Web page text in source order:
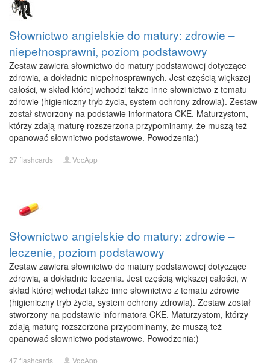
Słownictwo angielskie do matury: zdrowie –
niepełnosprawni, poziom podstawowy
Zestaw zawiera słownictwo do matury podstawowej dotyczące
zdrowia, a dokładnie niepełnosprawnych. Jest częścią większej
całości, w skład której wchodzi także inne słownictwo z tematu
zdrowie (higieniczny tryb życia, system ochrony zdrowia). Zestaw
został stworzony na podstawie informatora CKE. Maturzystom,
którzy zdają maturę rozszerzona przypominamy, że muszą też
opanować słownictwo podstawowe. Powodzenia:)
27 flashcards VocApp
Słownictwo angielskie do matury: zdrowie –
leczenie, poziom podstawowy
Zestaw zawiera słownictwo do matury podstawowej dotyczące
zdrowia, a dokładnie leczenia. Jest częścią większej całości, w
skład której wchodzi także inne słownictwo z tematu zdrowie
(higieniczny tryb życia, system ochrony zdrowia). Zestaw został
stworzony na podstawie informatora CKE. Maturzystom, którzy
zdają maturę rozszerzona przypominamy, że muszą też
opanować słownictwo podstawowe. Powodzenia:)
47 flashcards VocApp